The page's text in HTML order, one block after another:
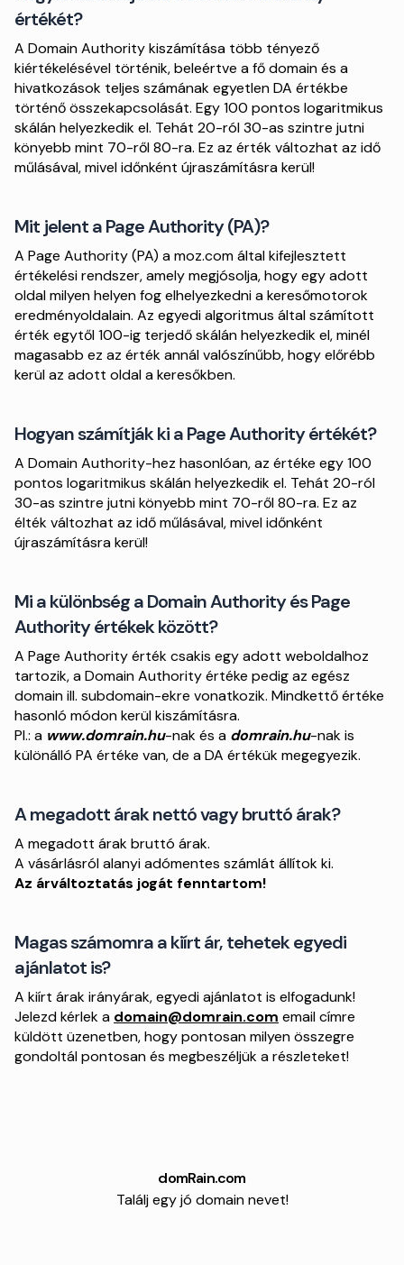
értékét?
A Domain Authority kiszámítása több tényező
kiértékelésével történik, beleértve a fő domain és a
hivatkozások teljes számának egyetlen DA értékbe
történő összekapcsolását. Egy 100 pontos logaritmikus
skálán helyezkedik el. Tehát 20-ról 30-as szintre jutni
könyebb mint 70-ről 80-ra. Ez az érték változhat az idő
műlásával, mivel időnként újraszámításra kerül!
Mit jelent a Page Authority (PA)?
A Page Authority (PA) a moz.com által kifejlesztett
értékelési rendszer, amely megjósolja, hogy egy adott
oldal milyen helyen fog elhelyezkedni a keresőmotorok
eredményoldalain. Az egyedi algoritmus által számított
érték egytől 100-ig terjedő skálán helyezkedik el, minél
magasabb ez az érték annál valószínűbb, hogy előrébb
kerül az adott oldal a keresőkben.
Hogyan számítják ki a Page Authority értékét?
A Domain Authority-hez hasonlóan, az értéke egy 100
pontos logaritmikus skálán helyezkedik el. Tehát 20-ról
30-as szintre jutni könyebb mint 70-ről 80-ra. Ez az
élték változhat az idő műlásával, mivel időnként
újraszámításra kerül!
Mi a különbség a Domain Authority és Page
Authority értékek között?
A Page Authority érték csakis egy adott weboldalhoz
tartozik, a Domain Authority értéke pedig az egész
domain ill. subdomain-ekre vonatkozik. Mindkettő értéke
hasonló módon kerül kiszámításra.
Pl.: a www.domrain.hu-nak és a domrain.hu-nak is
különálló PA értéke van, de a DA értékük megegyezik.
A megadott árak nettó vagy bruttó árak?
A megadott árak bruttó árak.
A vásárlásról alanyi adómentes számlát állítok ki.
Az árváltoztatás jogát fenntartom!
Magas számomra a kiírt ár, tehetek egyedi
ajánlatot is?
A kiírt árak irányárak, egyedi ajánlatot is elfogadunk!
Jelezd kérlek a domain@domrain.com email címre
küldött üzenetben, hogy pontosan milyen összegre
gondoltál pontosan és megbeszéljük a részleteket!
domRain.com
Találj egy jó domain nevet!